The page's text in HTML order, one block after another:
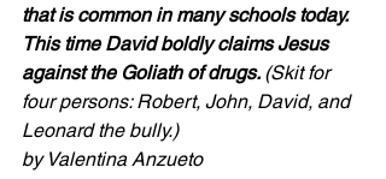
that is common in many schools today.
This time David boldly claims Jesus
against the Goliath of drugs. (Skit for
four persons: Robert, John, David, and
Leonard the bully.)
by Valentina Anzueto